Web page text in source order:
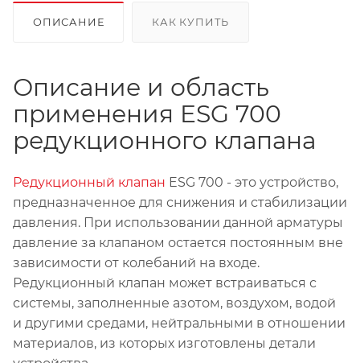
ОПИСАНИЕ КАК КУПИТЬ
Описание и область
применения ESG 700
редукционного клапана
Редукционный клапан ESG 700 - это устройство,
предназначенное для снижения и стабилизации
давления. При использовании данной арматуры
давление за клапаном остается постоянным вне
зависимости от колебаний на входе.
Редукционный клапан может встраиваться с
системы, заполненные азотом, воздухом, водой
и другими средами, нейтральными в отношении
материалов, из которых изготовлены детали